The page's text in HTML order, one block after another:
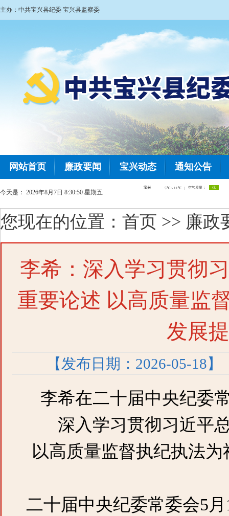
主办：中共宝兴县纪委 宝兴县监察委
网站首页 廉政要闻 宝兴动态 通知公告
今天是： 2026年8月7日 8:30:51 星期五
您现在的位置： 首页 >> 廉政
李希：深入学习贯彻
重要论述 以高质量监
发展
【发布日期：2026-05-18】
李希在二十届中央纪委
深入学习贯彻习近平
以高质量监督执纪执法
二十届中央纪委常委会5